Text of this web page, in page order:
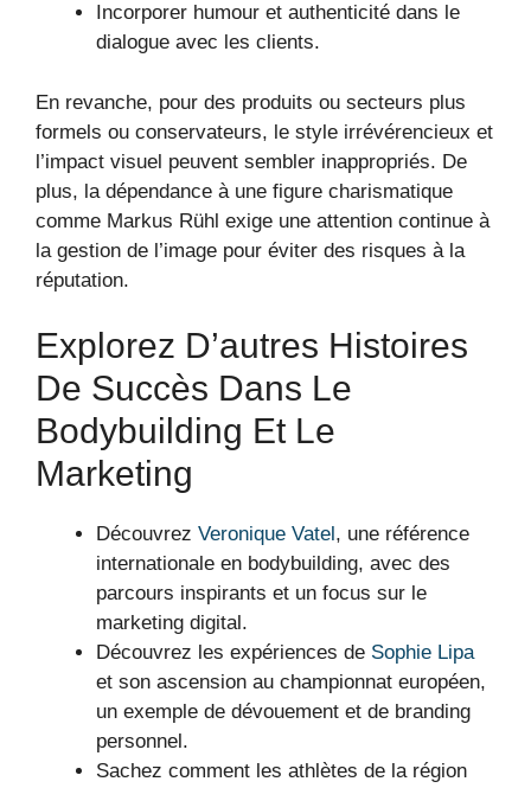
Incorporer humour et authenticité dans le
dialogue avec les clients.
En revanche, pour des produits ou secteurs plus
formels ou conservateurs, le style irrévérencieux et
l’impact visuel peuvent sembler inappropriés. De
plus, la dépendance à une figure charismatique
comme Markus Rühl exige une attention continue à
la gestion de l’image pour éviter des risques à la
réputation.
Explorez D’autres Histoires
De Succès Dans Le
Bodybuilding Et Le
Marketing
Découvrez Veronique Vatel, une référence
internationale en bodybuilding, avec des
parcours inspirants et un focus sur le
marketing digital.
Découvrez les expériences de Sophie Lipa
et son ascension au championnat européen,
un exemple de dévouement et de branding
personnel.
Sachez comment les athlètes de la région